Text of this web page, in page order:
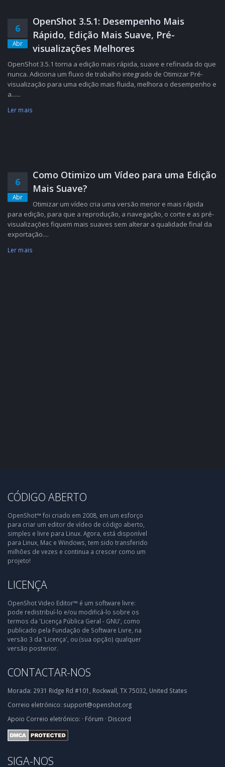
6
Abr
OpenShot 3.5.1: Desempenho Mais
Rápido, Edição Mais Suave, Pré-
visualizações Melhores
OpenShot 3.5.1 torna a edição mais rápida, suave e refinada do que
nunca. Adiciona um fluxo de trabalho integrado de Otimizar Pré-
visualização para uma edição mais fluida, melhora o desempenho e
a......
Ler mais
6
Abr
Como Otimizo um Vídeo para uma Edição
Mais Suave?
Otimizar um vídeo cria uma versão menor e mais rápida
para edição, para que a reprodução, a navegação, o corte e as pré-
visualizações fiquem mais suaves sem alterar a qualidade final da
exportação....
Ler mais
CÓDIGO ABERTO
OpenShot™ foi criado em 2008, em um esforço
para criar um editor de vídeo de código aberto,
simples e livre para Linux. Agora, está disponível
para Linux, Mac e Windows, tem sido transferido
milhões de vezes e continua a crescer como um
projeto!
LICENÇA
OpenShot Video Editor™ é um software livre:
pode redistribuí-lo e/ou modificá-lo sobre os
termos da 'Licença Pública Geral - GNU', como
publicado pela Fundação de Software Livre, na
versão 3 da 'Licença', ou (sua opção) qualquer
versão posterior.
CONTACTAR-NOS
Morada: 2931 Ridge Rd #101, Rockwall, TX 75032, United States
Correio eletrónico: support@openshot.org
Apoio Correio eletrónico: · Fórum · Discord
SIGA-NOS